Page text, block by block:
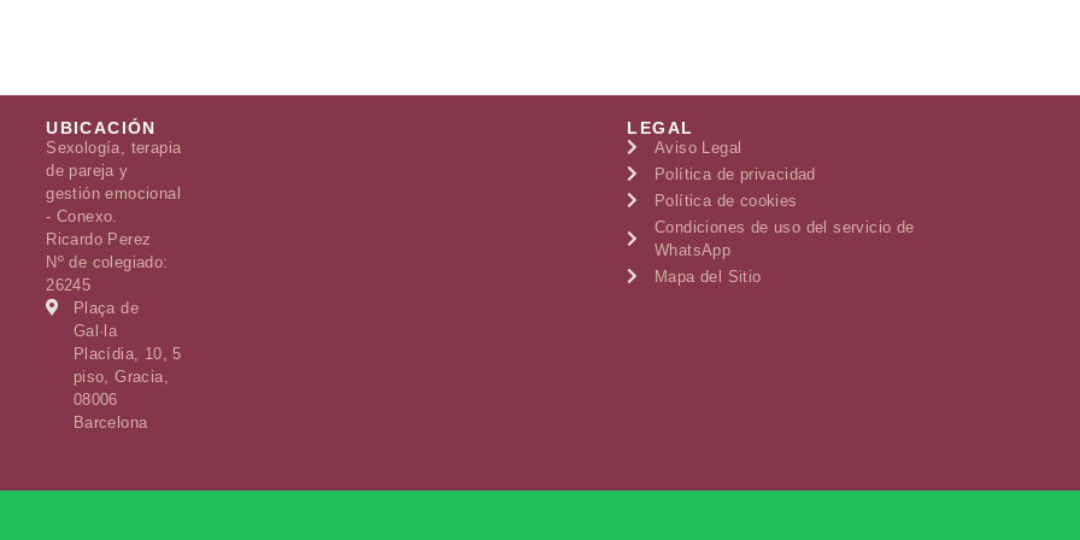
UBICACIÓN
Sexología, terapia
de pareja y
gestión emocional
- Conexo.
Ricardo Perez
Nº de colegiado:
26245
Plaça de
Gal·la
Placídia, 10, 5
piso, Gracia,
08006
Barcelona
LEGAL
Aviso Legal
Política de privacidad
Política de cookies
Condiciones de uso del servicio de
WhatsApp
Mapa del Sitio